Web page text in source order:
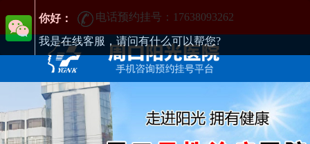
电话预约挂号：17638093262
周口男性疾病哪家医院好-周口2025年男科医院排名-周口男科医院
你好：
我是在线客服，请问有什么可以帮您?